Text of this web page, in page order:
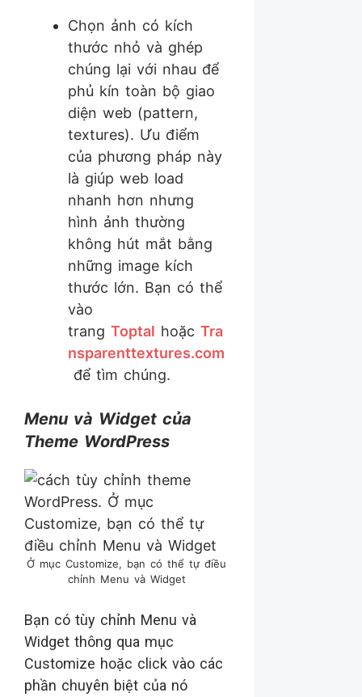
Chọn ảnh có kích
thước nhỏ và ghép
chúng lại với nhau để
phủ kín toàn bộ giao
diện web (pattern,
textures). Ưu điểm
của phương pháp này
là giúp web load
nhanh hơn nhưng
hình ảnh thường
không hút mắt bằng
những image kích
thước lớn. Bạn có thể
vào
trang Toptal hoặc Tra
nsparenttextures.com
để tìm chúng.
Menu và Widget của
Theme WordPress
Ở mục Customize, bạn có thể tự điều
chỉnh Menu và Widget
Bạn có tùy chỉnh Menu và
Widget thông qua mục
Customize hoặc click vào các
phần chuyên biệt của nó